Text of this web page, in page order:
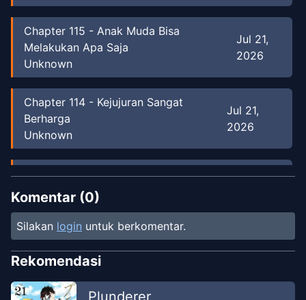
Chapter 115 - Anak Muda Bisa
Melakukan Apa Saja
Unknown
Jul 21,
2026
Chapter 114 - Kejujuran Sangat
Berharga
Unknown
Jul 21,
2026
Chapter113-Sumomo Berubah
Jadi Kucing???
Unknown
Jul 21,
Chapter112-Kegembiraan Asakura
Sang Gamer 2
Jul 21,
Komentar (0)
Silakan login untuk berkomentar.
Rekomendasi
Plunderer